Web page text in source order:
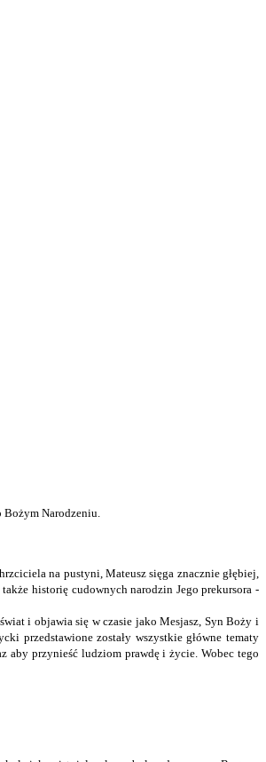
Bożym Narodzeniu.
na pustyni, Mateusz sięga znacznie głębiej,
historię cudownych narodzin Jego prekursora -
i objawia się w czasie jako Mesjasz, Syn Boży i
przedstawione zostały wszystkie główne tematy
aby przynieść ludziom prawdę i życie. Wobec tego